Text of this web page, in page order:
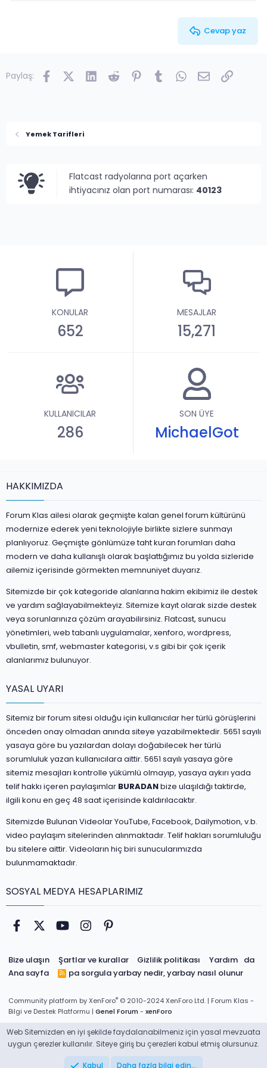
Cevap yaz
Paylaş: FacebookX (Twitter)
LinkedInReddit PinterestTumblr WhatsApp
E-postaLink
Yemek Tarifleri
Flatcast radyolarına port açarken
ihtiyacınız olan port numarası: 40123
KONULAR
652
MESAJLAR
15,271
KULLANICILAR
286
SON ÜYE
MichaelGot
HAKKIMIZDA
Forum Klas ailesi olarak geçmişte kalan genel forum kültürünü
modernize ederek yeni teknolojiyle birlikte sizlere sunmayı
planlıyoruz. Geçmişte gönlümüze taht kuran forumları daha
modern ve daha kullanışlı olarak başlattığımız bu yolda sizleride
ailemiz içerisinde görmekten memnuniyet duyarız.
Sitemizde bir çok kategoride alanlarına hakim ekibimiz ile destek
ve yardım sağlayabilmekteyiz. Sitemize kayıt olarak sizde destek
veya sorunlarınıza çözüm arayabilirsiniz. Flatcast, sunucu
yönetimleri, web tabanlı uygulamalar, xenforo, wordpress,
vbulletin, smf, webmaster kategorisi, v.s gibi bir çok içerik
alanlarımız bulunuyor.
YASAL UYARI
Sitemiz bir forum sitesi olduğu için kullanıcılar her türlü görüşlerini
önceden onay olmadan anında siteye yazabilmektedir. 5651 sayılı
yasaya göre bu yazılardan dolayı doğabilecek her türlü
sorumluluk yazan kullanıcılara aittir. 5651 sayılı yasaya göre
sitemiz mesajları kontrolle yükümlü olmayıp, yasaya aykırı yada
telif hakkı içeren paylaşımlar BURADANbize ulaşıldığı taktirde,
ilgili konu en geç 48 saat içerisinde kaldırılacaktır.
Sitemizde Bulunan Videolar YouTube, Facebook, Dailymotion, v.b.
video paylaşım sitelerinden alınmaktadır. Telif hakları sorumluluğu
bu sitelere aittir. Videoların hiç biri sunucularımızda
bulunmamaktadır.
SOSYAL MEDYA HESAPLARIMIZ
Facebook
Twitter youtubeInstagram
Bize ulaşın Şartlar ve kurallar Gizlilik politikası
Yardım
Ana sayfa
da
pa sorgulayarbay nedir, yarbay nasıl olunur
R
S
Community platform by XenForo® © 2010-2024 XenForo Ltd. | Forum Klas -
Bilgi ve Destek Platformu | Genel Forum - xenForo
Web Sitemizden en iyi şekilde faydalanabilmeniz için yasal mevzuata
uygun çerezler kullanılır. Siteye giriş bu çerezleri kabul etmiş olursunuz.
Kabul Daha fazla bilgi edin…